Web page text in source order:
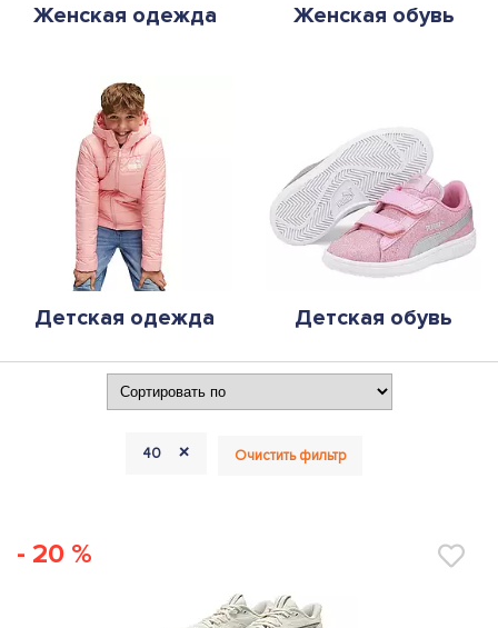
Женская одежда Женская обувь
Детская одежда Детская обувь
40 + Очистить фильтр
- 20 %